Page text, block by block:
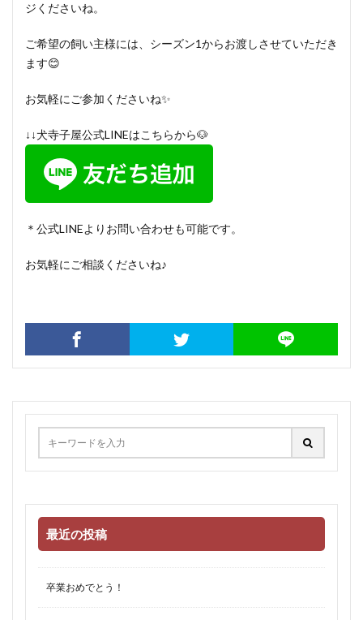
ジくださいね。
ご希望の飼い主様には、シーズン1からお渡しさせていただき
ます😊
お気軽にご参加くださいね✨
↓↓犬寺子屋公式LINEはこちらから🐶
＊公式LINEよりお問い合わせも可能です。
お気軽にご相談くださいね♪
最近の投稿
卒業おめでとう！